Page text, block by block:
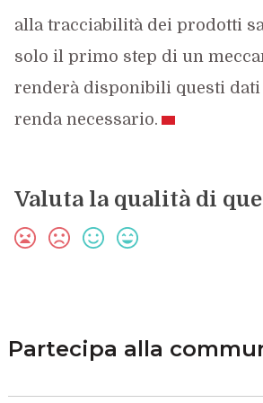
alla tracciabilità dei prodotti
solo il primo step di un
renderà disponibili questi dati
renda necessario.
Valuta la qualità di
Partecipa alla